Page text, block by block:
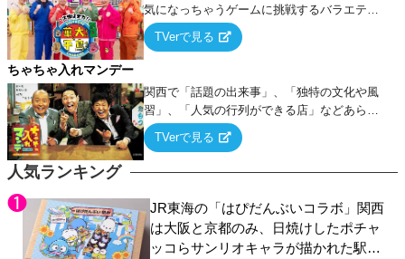
人気ランキング
JR東海の「はぴだんぶいコラボ」関西
は大阪と京都のみ、日焼けしたポチャ
ッコらサンリオキャラが描かれた駅弁
気になっちゃうゲームに挑戦するバラエティ
ー！
TVerで見る
ちゃちゃ入れマンデー
関西で「話題の出来事」、「独特の文化や風
習」、「人気の行列ができる店」などあらゆ
るテーマについて好き放題にちゃちゃを入れ
ていく関西色を前面に押し出したトークバラ
TVerで見る